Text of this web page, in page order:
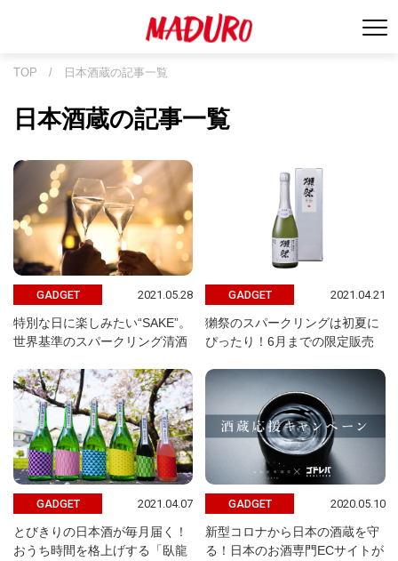
TOP / 日本酒蔵の記事一覧
日本酒蔵の記事一覧
GADGET 2021.05.28
特別な日に楽しみたい“SAKE”。
世界基準のスパークリング清酒
GADGET 2021.04.21
獺祭のスパークリングは初夏に
ぴったり！6月までの限定販売
GADGET 2021.04.07
とびきりの日本酒が毎月届く！
おうち時間を格上げする「臥龍
GADGET 2020.05.10
新型コロナから日本の酒蔵を守
る！日本のお酒専門ECサイトが